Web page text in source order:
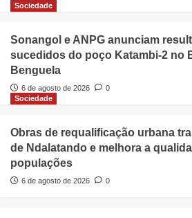
Sociedade
Sonangol e ANPG anunciam
sucedidos do poço Katambi-2 no
Benguela
6 de agosto de 2026
0
Sociedade
Obras de requalificação urbana
de Ndalatando e melhora a
populações
6 de agosto de 2026 0